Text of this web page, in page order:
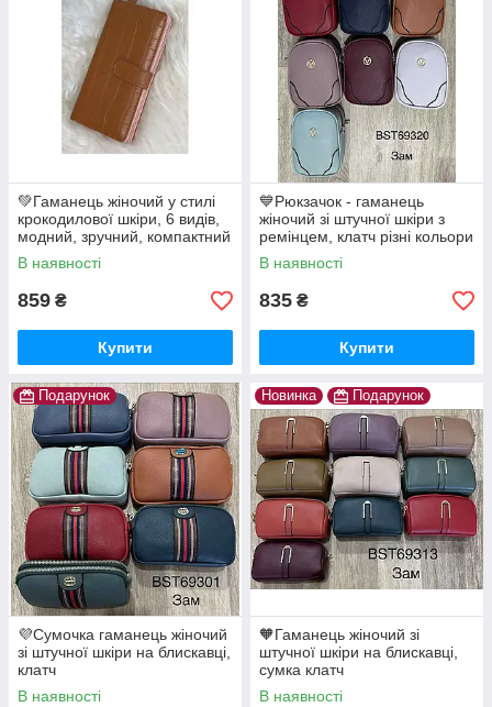
💚Гаманець жіночий у стилі
крокодилової шкіри, 6 видів,
модний, зручний, компактний
В наявності
859 ₴
Купити
💙Рюкзачок - гаманець
жіночий зі штучної шкіри з
ремінцем, клатч різні кольори
В наявності
835 ₴
Купити
Подарунок
💜Сумочка гаманець жіночий
зі штучної шкіри на блискавці,
клатч
В наявності
Новинка Подарунок
🧡Гаманець жіночий зі
штучної шкіри на блискавці,
сумка клатч
В наявності